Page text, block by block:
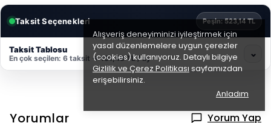
Alışveriş deneyiminizi iyileştirmek için
yasal düzenlemelere uygun çerezler
(cookies) kullanıyoruz. Detaylı bilgiye
Gizlilik ve Çerez Politikası sayfamızdan
erişebilirsiniz.
Anladım
Taksit Seçenekleri Peşin: 523,14 TL
Taksit Tablosu
En çok seçilen: 6 taksit → 101,48 TL / ay ⌄
Yorumlar Yorum Yap